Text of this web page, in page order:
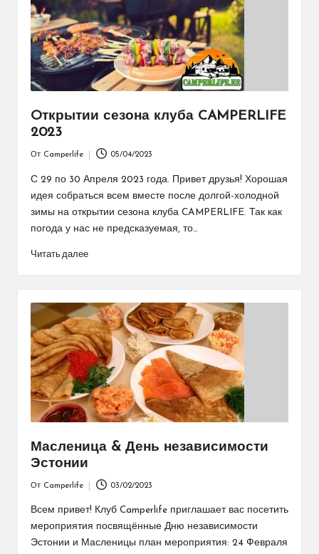
Oткрытии сезона клуба CAMPERLIFE
2023
от
От Camperlife 05/04/2023
С 29 по 30 Апреля 2023 года. Привет друзья! Хорошая
идея собраться всем вместе после долгой-холодной
зимы на открытии сезона клуба CAMPERLIFE. Так как
погода у нас не предсказуемая, то…
Читать далее
Масленица & День независимости
Эстонии
от
От Camperlife 03/02/2023
Всем привет! Клуб Camperlife приглашает вас посетить
мероприятия посвящённые Дню независимости
Эстонии и Масленицы план мероприятия: 24 Февраля